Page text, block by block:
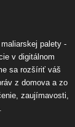
palety -
v digitálnom
sa rozšíriť váš
z domova a zo
zaujímavosti,